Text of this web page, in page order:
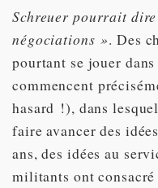
Schreuer pourrait
négociations ». Des
pourtant se jouer
commencent
hasard !), dans
faire avancer des
ans, des idées au
militants ont consacré